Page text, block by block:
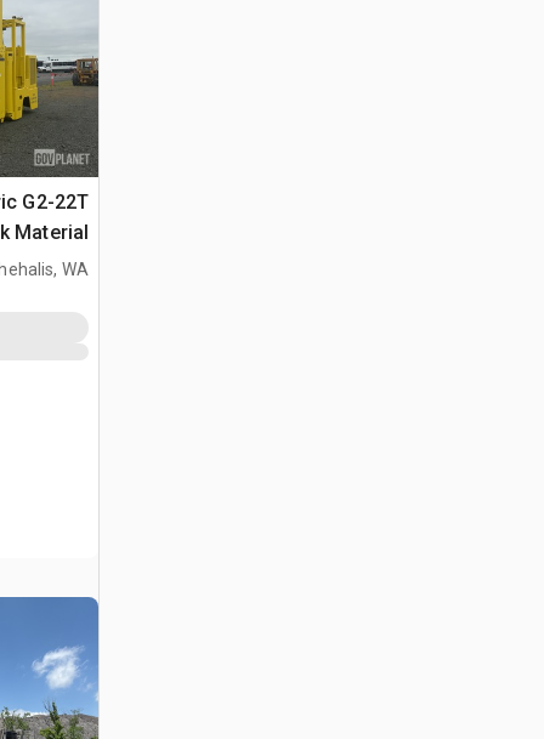
G2-22T
Material
Handler
WA